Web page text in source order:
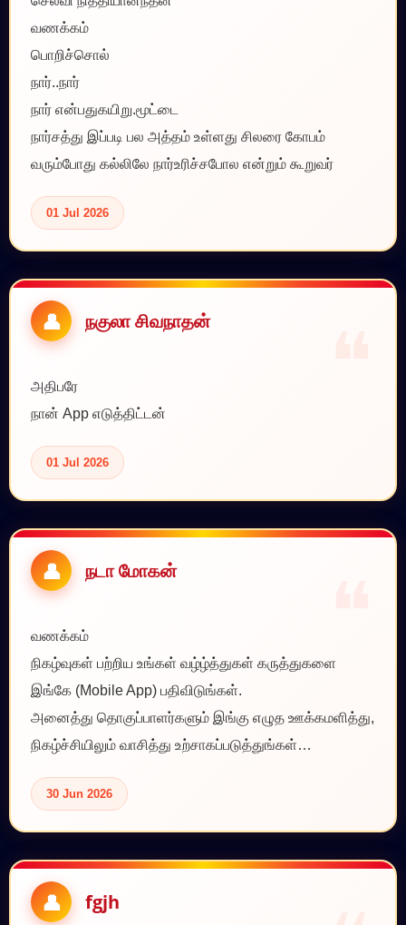
வணக்கம்
பொறிச்சொல்
நார்..நார்
நார் என்பதுகயிறு.மூட்டை
நார்சத்து இப்படி பல அத்தம் உள்ளது சிலரை கோபம்
வரும்போது கல்லிலே நார்உரிச்சபோல என்றும் கூறுவர்
01 Jul 2026
நகுலா சிவநாதன்
அதிபரே
நான் App எடுத்திட்டன்
01 Jul 2026
நடா மோகன்
வணக்கம்
நிகழ்வுகள் பற்றிய உங்கள் வழ்ழ்த்துகள் கருத்துகளை
இங்கே (Mobile App) பதிவிடுங்கள்.
அனைத்து தொகுப்பாளர்களும் இங்கு எழுத ஊக்கமளித்து,
நிகழ்ச்சியிலும் வாசித்து உற்சாகப்படுத்துங்கள்…
30 Jun 2026
fgjh